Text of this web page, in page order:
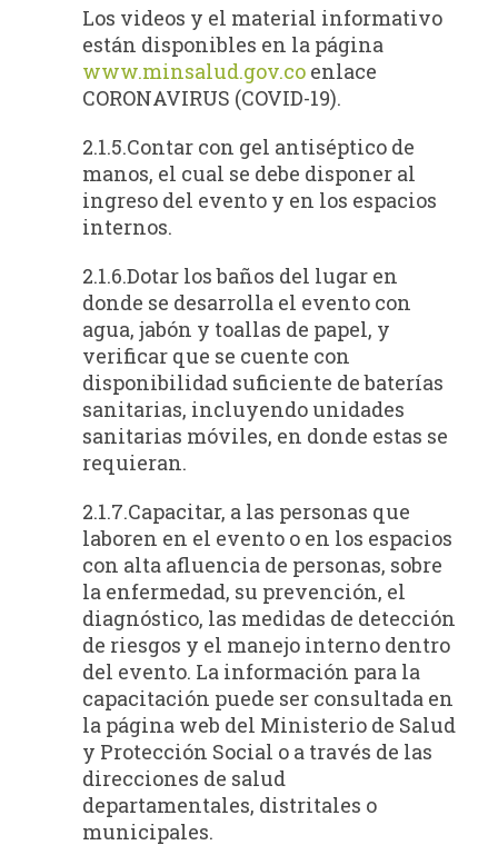
Los videos y el material informativo
están disponibles en la página
www.minsalud.gov.co enlace
CORONAVIRUS (COVID-19).
2.1.5.Contar con gel antiséptico de
manos, el cual se debe disponer al
ingreso del evento y en los espacios
internos.
2.1.6.Dotar los baños del lugar en
donde se desarrolla el evento con
agua, jabón y toallas de papel, y
verificar que se cuente con
disponibilidad suficiente de baterías
sanitarias, incluyendo unidades
sanitarias móviles, en donde estas se
requieran.
2.1.7.Capacitar, a las personas que
laboren en el evento o en los espacios
con alta afluencia de personas, sobre
la enfermedad, su prevención, el
diagnóstico, las medidas de detección
de riesgos y el manejo interno dentro
del evento. La información para la
capacitación puede ser consultada en
la página web del Ministerio de Salud
y Protección Social o a través de las
direcciones de salud
departamentales, distritales o
municipales.